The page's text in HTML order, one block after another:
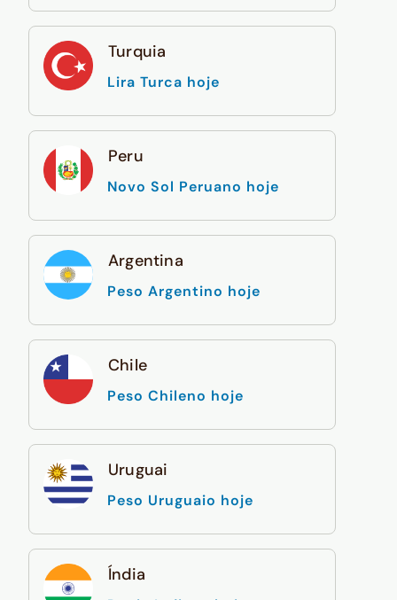
Turquia
Lira Turca hoje
Peru
Novo Sol Peruano hoje
Argentina
Peso Argentino hoje
Chile
Peso Chileno hoje
Uruguai
Peso Uruguaio hoje
Índia